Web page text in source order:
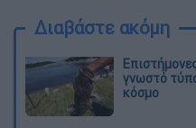
Διαβάστε ακόμη
γνωστό
κόσμο